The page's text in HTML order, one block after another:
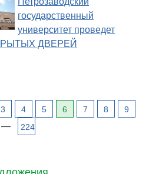
государственный
университет проведет
ДВЕРЕЙ
3 4 5 6 7 8
9
— 224